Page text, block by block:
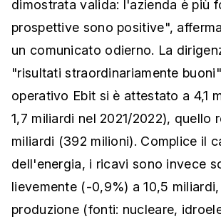
dimostrata valida: l'azienda è più
prospettive sono positive",
un comunicato odierno. La
"risultati straordinariamente
operativo Ebit si è attestato a 4,1
1,7 miliardi nel 2021/2022), quello
miliardi (392 milioni). Complice il
dell'energia, i ricavi sono invece
lievemente (-0,9%) a 10,5 miliardi,
produzione (fonti: nucleare,